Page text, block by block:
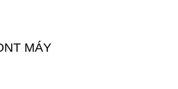
MÁY